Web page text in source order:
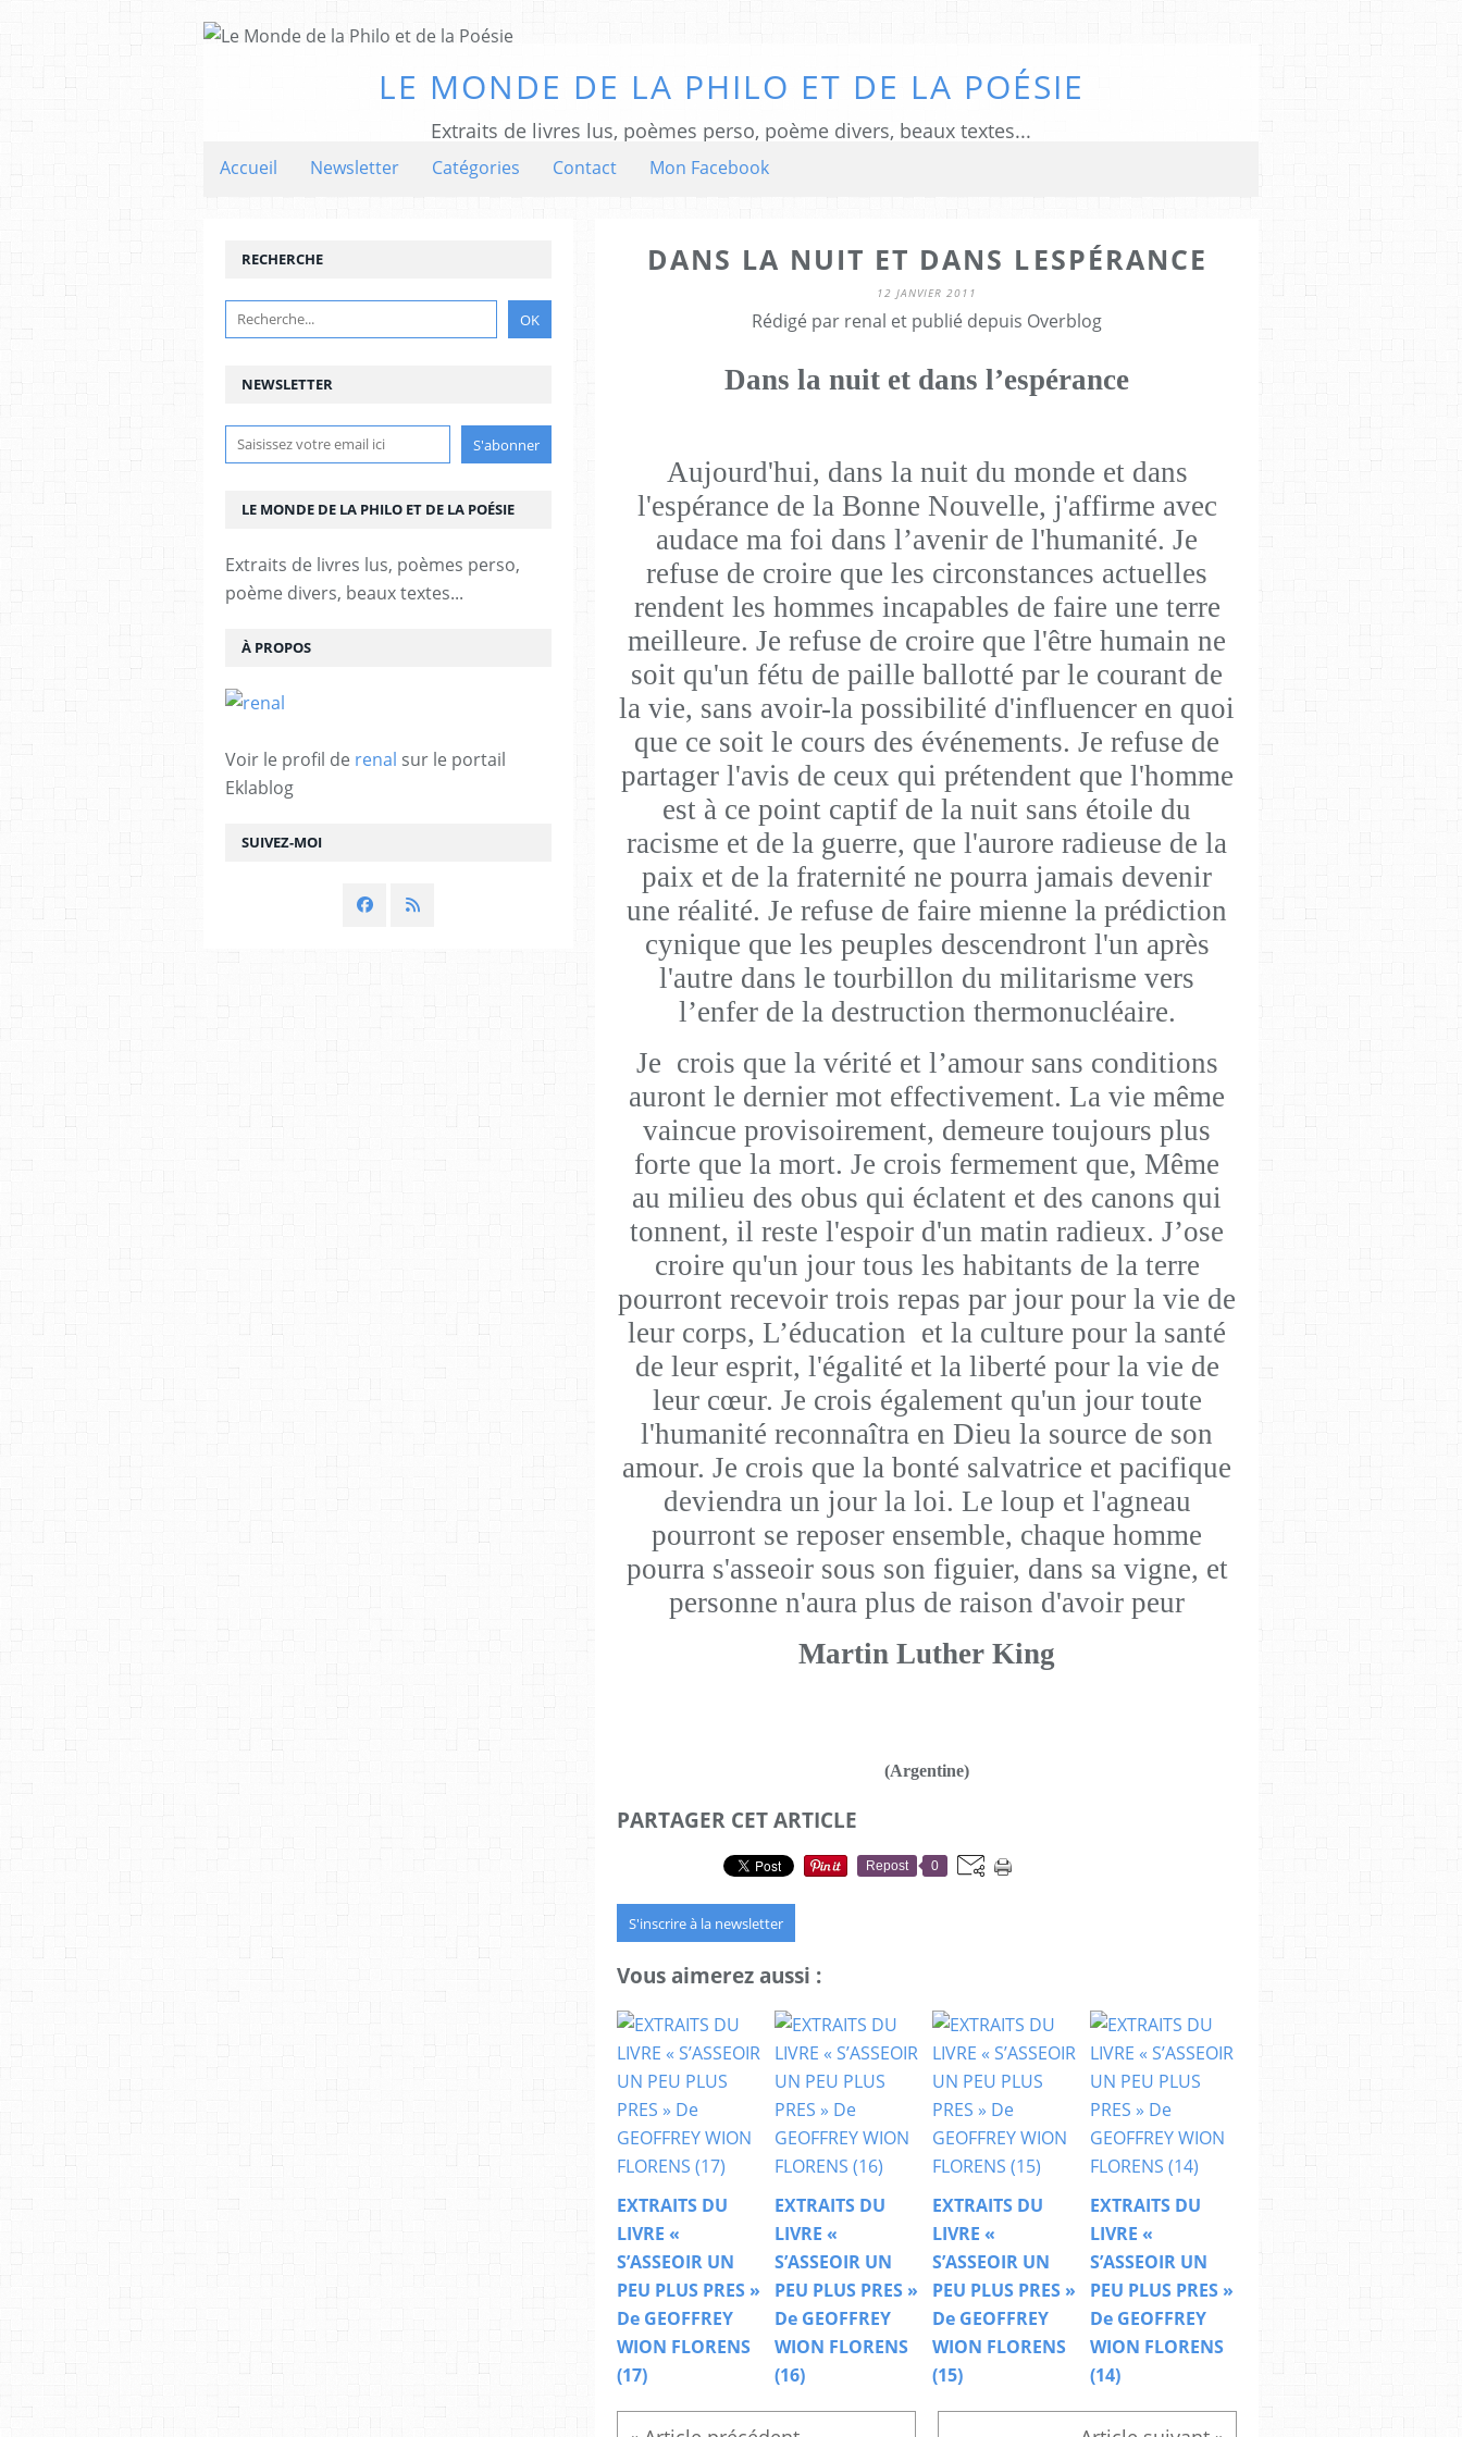
LE MONDE DE LA PHILO ET DE LA POÉSIE
Extraits de livres lus, poèmes perso, poème divers, beaux textes...
Accueil Newsletter Catégories Contact Mon Facebook
DANS LA NUIT ET DANS LESPÉRANCE
12 JANVIER 2011
Rédigé par renal et publié depuis Overblog
Dans la nuit et dans l’espérance
Aujourd'hui, dans la nuit du monde et dans
l'espérance de la Bonne Nouvelle, j'affirme avec
audace ma foi dans l’avenir de l'humanité. Je
refuse de croire que les circonstances actuelles
rendent les hommes incapables de faire une terre
meilleure. Je refuse de croire que l'être humain ne
soit qu'un fétu de paille ballotté par le courant de
la vie, sans avoir-la possibilité d'influencer en quoi
que ce soit le cours des événements. Je refuse de
partager l'avis de ceux qui prétendent que l'homme
est à ce point captif de la nuit sans étoile du
racisme et de la guerre, que l'aurore radieuse de la
paix et de la fraternité ne pourra jamais devenir
une réalité. Je refuse de faire mienne la prédiction
cynique que les peuples descendront l'un après
l'autre dans le tourbillon du militarisme vers
l’enfer de la destruction thermonucléaire.
Je crois que la vérité et l’amour sans conditions
auront le dernier mot effectivement. La vie même
vaincue provisoirement, demeure toujours plus
forte que la mort. Je crois fermement que, Même
au milieu des obus qui éclatent et des canons qui
tonnent, il reste l'espoir d'un matin radieux. J’ose
croire qu'un jour tous les habitants de la terre
pourront recevoir trois repas par jour pour la vie de
leur corps, L’éducation et la culture pour la santé
de leur esprit, l'égalité et la liberté pour la vie de
leur cœur. Je crois également qu'un jour toute
l'humanité reconnaîtra en Dieu la source de son
amour. Je crois que la bonté salvatrice et pacifique
deviendra un jour la loi. Le loup et l'agneau
pourront se reposer ensemble, chaque homme
pourra s'asseoir sous son figuier, dans sa vigne, et
personne n'aura plus de raison d'avoir peur
Martin Luther King
(Argentine)
PARTAGER CET ARTICLE
Repost 0
S'inscrire à la newsletter
Vous aimerez aussi :
EXTRAITS DU
LIVRE «
S’ASSEOIR UN
PEU PLUS PRES »
De GEOFFREY
WION FLORENS
(17)
EXTRAITS DU
LIVRE «
S’ASSEOIR UN
PEU PLUS PRES »
De GEOFFREY
WION FLORENS
(16)
EXTRAITS DU
LIVRE «
S’ASSEOIR UN
PEU PLUS PRES »
De GEOFFREY
WION FLORENS
(15)
EXTRAITS DU
LIVRE «
S’ASSEOIR UN
PEU PLUS PRES »
De GEOFFREY
WION FLORENS
(14)
NEWSLETTER
SUIVEZ-MOI
RECHERCHE
LE MONDE DE LA PHILO ET DE LA POÉSIE
Extraits de livres lus, poèmes perso,
poème divers, beaux textes...
À PROPOS
Voir le profil de renal sur le portail
Eklablog